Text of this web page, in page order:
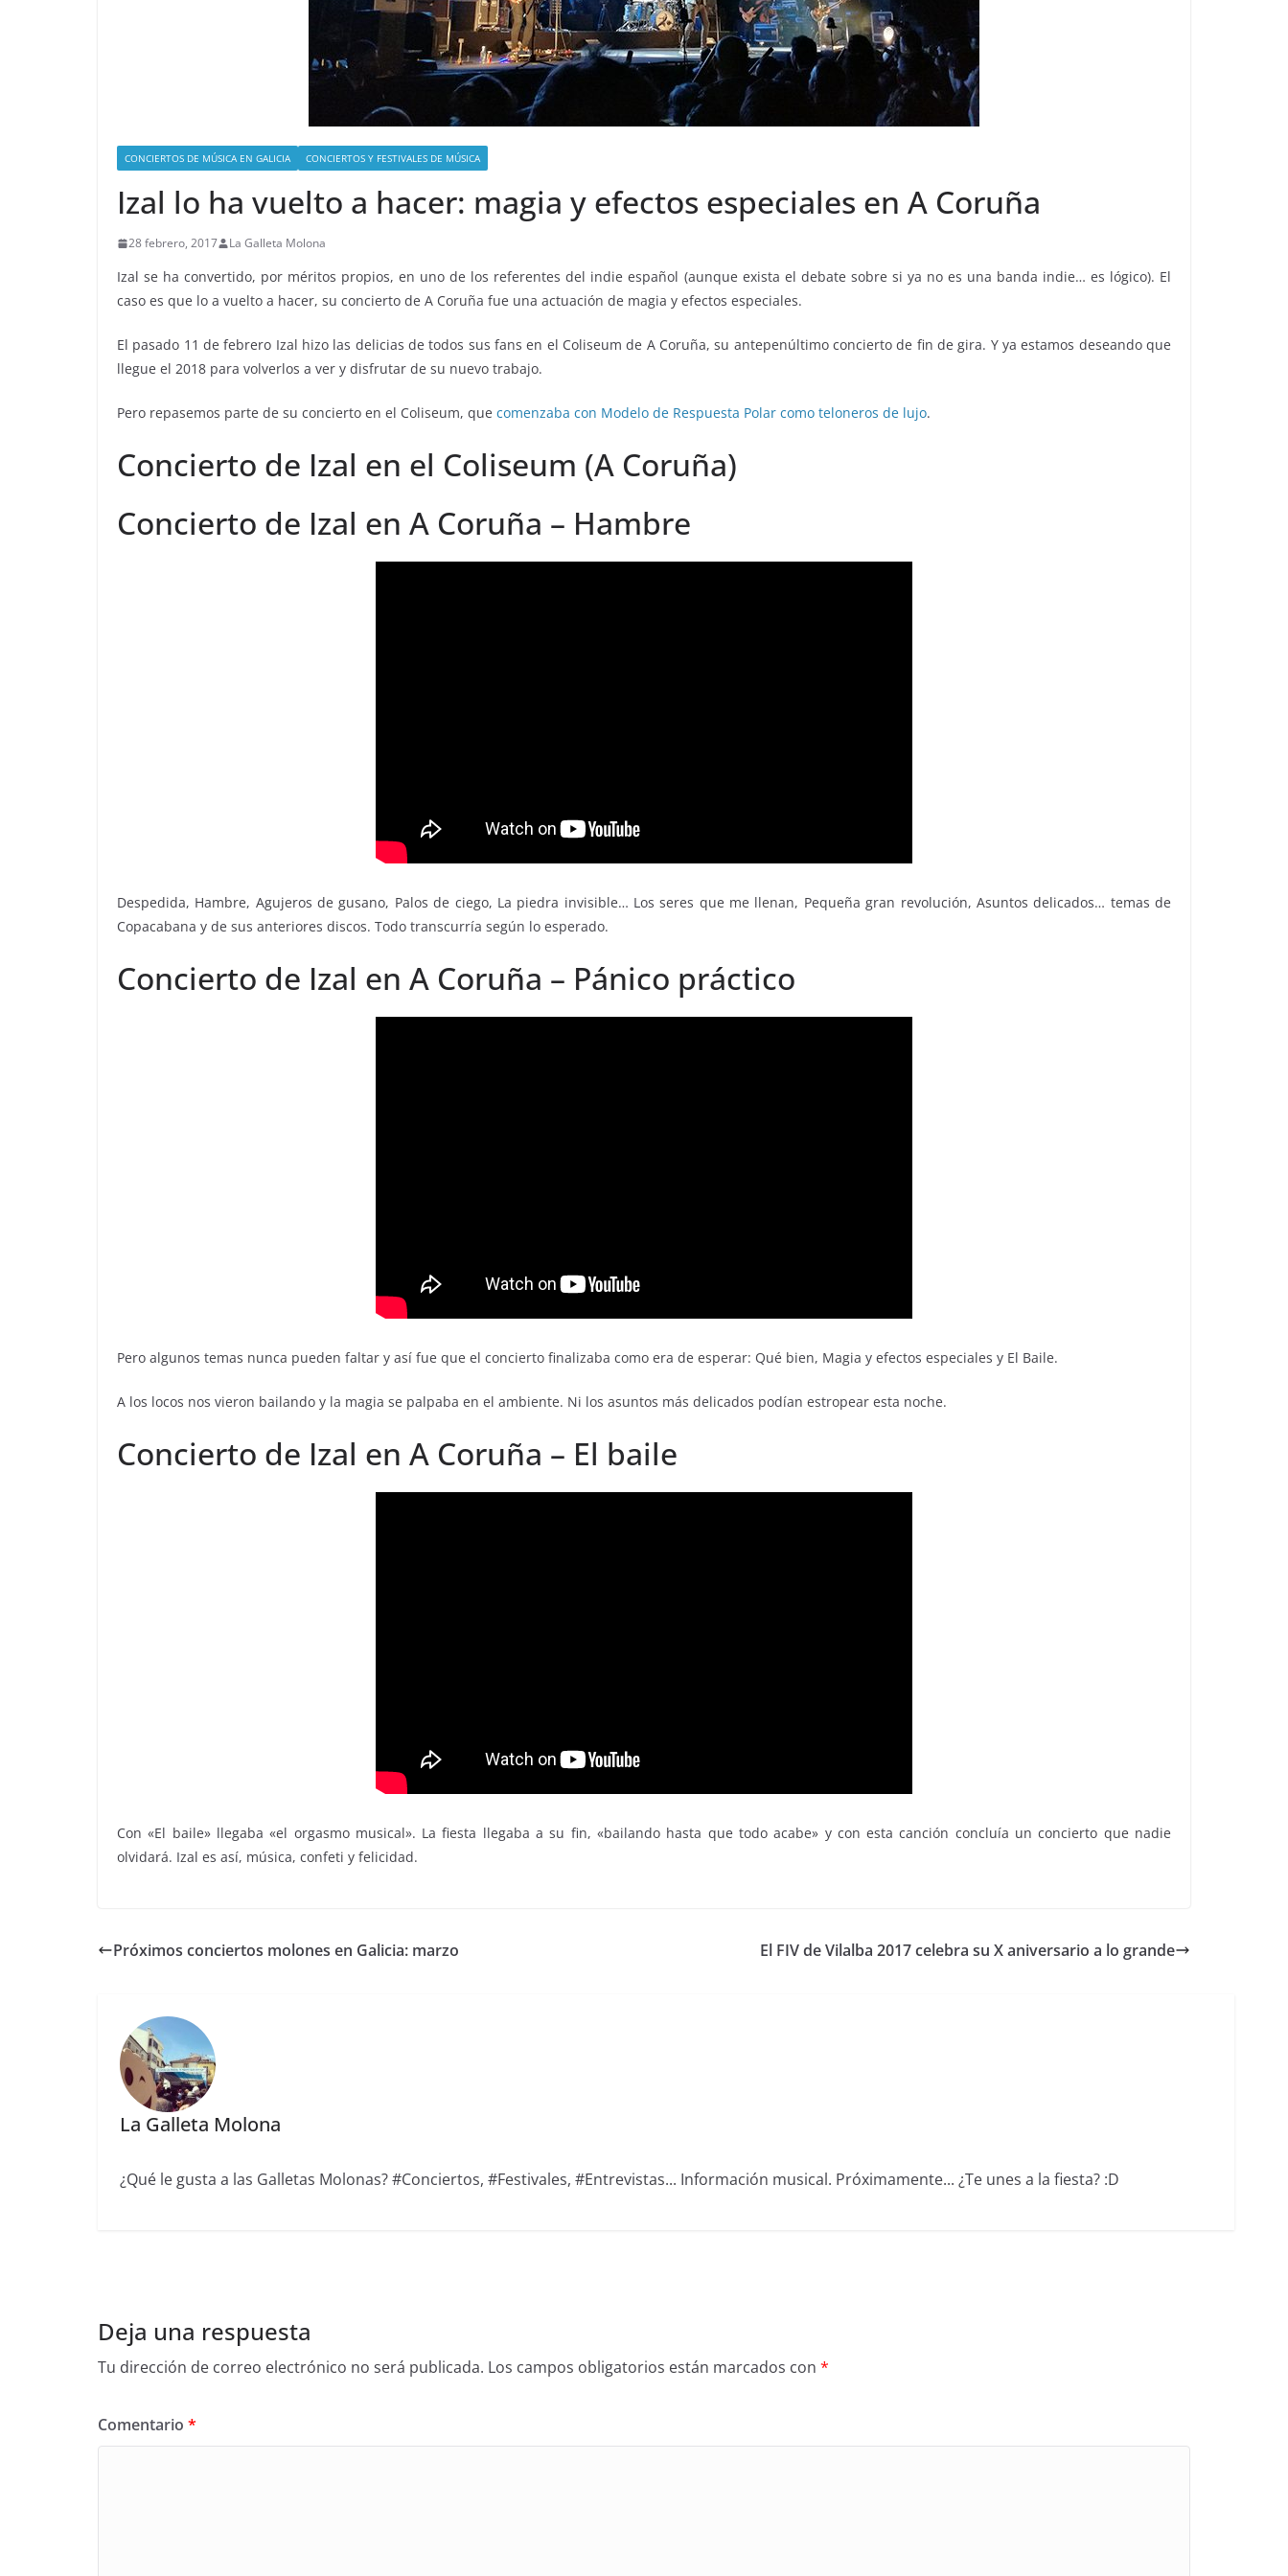
CONCIERTOS DE MÚSICA EN GALICIA CONCIERTOS Y FESTIVALES DE MÚSICA
Izal lo ha vuelto a hacer: magia y efectos especiales en A Coruña
28 febrero, 2017 La Galleta Molona
Izal se ha convertido, por méritos propios, en uno de los referentes del indie español (aunque exista el debate sobre si ya no es una banda indie… es lógico). El
caso es que lo a vuelto a hacer, su concierto de A Coruña fue una actuación de magia y efectos especiales.
El pasado 11 de febrero Izal hizo las delicias de todos sus fans en el Coliseum de A Coruña, su antepenúltimo concierto de fin de gira. Y ya estamos deseando que
llegue el 2018 para volverlos a ver y disfrutar de su nuevo trabajo.
Pero repasemos parte de su concierto en el Coliseum, que comenzaba con Modelo de Respuesta Polar como teloneros de lujo.
Concierto de Izal en el Coliseum (A Coruña)
Concierto de Izal en A Coruña – Hambre
Despedida, Hambre, Agujeros de gusano, Palos de ciego, La piedra invisible… Los seres que me llenan, Pequeña gran revolución, Asuntos delicados… temas de
Copacabana y de sus anteriores discos. Todo transcurría según lo esperado.
Concierto de Izal en A Coruña – Pánico práctico
Pero algunos temas nunca pueden faltar y así fue que el concierto finalizaba como era de esperar: Qué bien, Magia y efectos especiales y El Baile.
A los locos nos vieron bailando y la magia se palpaba en el ambiente. Ni los asuntos más delicados podían estropear esta noche.
Concierto de Izal en A Coruña – El baile
Con «El baile» llegaba «el orgasmo musical». La fiesta llegaba a su fin, «bailando hasta que todo acabe» y con esta canción concluía un concierto que nadie
olvidará. Izal es así, música, confeti y felicidad.
Próximos conciertos molones en Galicia: marzo El FIV de Vilalba 2017 celebra su X aniversario a lo grande
La Galleta Molona
¿Qué le gusta a las Galletas Molonas? #Conciertos, #Festivales, #Entrevistas... Información musical. Próximamente... ¿Te unes a la fiesta? :D
Deja una respuesta
Tu dirección de correo electrónico no será publicada. Los campos obligatorios están marcados con *
Comentario *